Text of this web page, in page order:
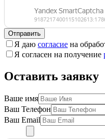
Отправить
Я даю согласие на
Я согласен на получение
Оставить заявку
Ваше имя
Ваш Телефон
Ваш Email